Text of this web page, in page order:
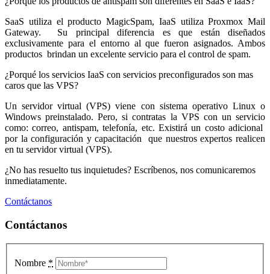
SaaS utiliza el producto MagicSpam, IaaS utiliza Proxmox Mail
Gateway. Su principal diferencia es que están diseñados
exclusivamente para el entorno al que fueron asignados. Ambos
productos brindan un excelente servicio para el control de spam.
¿Porqué los servicios IaaS con servicios preconfigurados son mas
caros que las VPS?
Un servidor virtual (VPS) viene con sistema operativo Linux o
Windows preinstalado. Pero, si contratas la VPS con un servicio
como: correo, antispam, telefonía, etc. Existirá un costo adicional
por la configuración y capacitación que nuestros expertos realicen
en tu servidor virtual (VPS).
¿No has resuelto tus inquietudes? Escríbenos, nos comunicaremos
inmediatamente.
Contáctanos
Contáctanos
Nombre *